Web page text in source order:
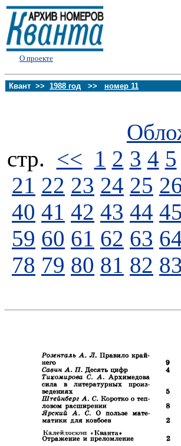
О проекте
Квант >> 1988 год >> номер 11
стp. << 1 2 3 4 5
21 22 23 24 25
40 41 42 43 44 45
59 60 61 62 63
78 79 80 81 82 83